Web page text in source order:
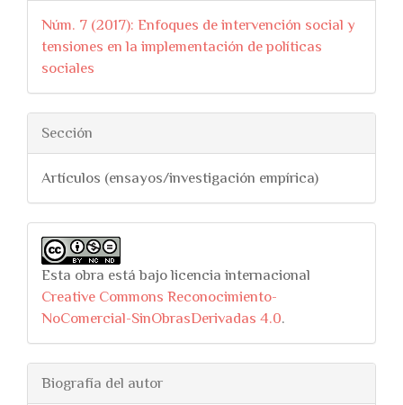
Núm. 7 (2017): Enfoques de intervención social y
tensiones en la implementación de políticas
sociales
Sección
Artículos (ensayos/investigación empírica)
Esta obra está bajo licencia internacional
Creative Commons Reconocimiento-
NoComercial-SinObrasDerivadas 4.0.
Biografía del autor